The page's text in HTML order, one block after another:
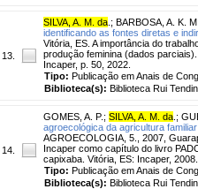
13.
SILVA, A. M. da ; BARBOSA, A. K.
identificando as fontes diretas e
Vitória, ES. A importância do
produção feminina (dados
Incaper, p. 50, 2022.
Tipo: Publicação em Anais de
Biblioteca(s): Biblioteca Rui
14.
GOMES, A. P. ; SILVA, A. M. da ;
agroecológica da agricultura
AGROECOLOGIA, 5., 2007,
Incaper como capítulo do livro
capixaba. Vitória, ES: Incaper, 2008.
Tipo: Publicação em Anais de
Biblioteca(s): Biblioteca Rui